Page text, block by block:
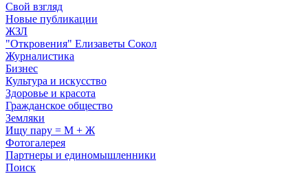
Свой взгляд
Новые публикации
ЖЗЛ
"Откровения" Елизаветы Сокол
Журналистика
Бизнес
Культура и искусство
Здоровье и красота
Гражданское общество
Земляки
Ищу пару = М + Ж
Фотогалерея
Партнеры и единомышленники
Поиск